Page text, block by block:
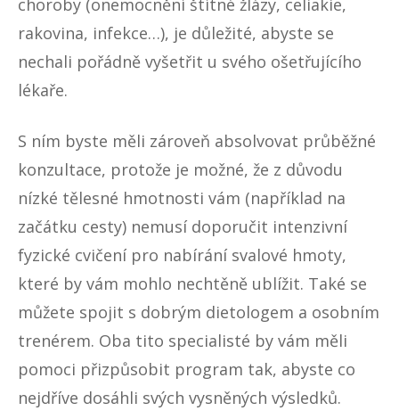
choroby (onemocnění štítné žlázy, celiakie,
rakovina, infekce…), je důležité, abyste se
nechali pořádně vyšetřit u svého ošetřujícího
lékaře.
S ním byste měli zároveň absolvovat průběžné
konzultace, protože je možné, že z důvodu
nízké tělesné hmotnosti vám (například na
začátku cesty) nemusí doporučit intenzivní
fyzické cvičení pro nabírání svalové hmoty,
které by vám mohlo nechtěně ublížit. Také se
můžete spojit s dobrým dietologem a osobním
trenérem. Oba tito specialisté by vám měli
pomoci přizpůsobit program tak, abyste co
nejdříve dosáhli svých vysněných výsledků.